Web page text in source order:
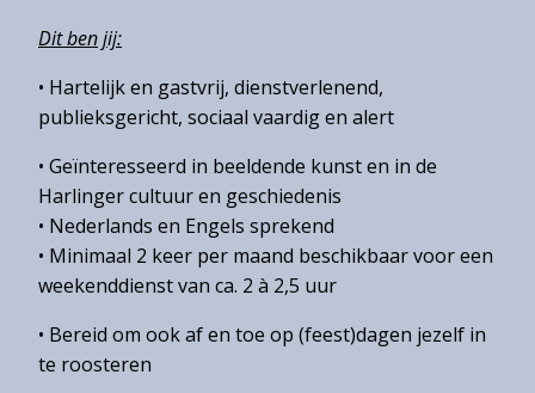
Dit ben jij:
• Hartelijk en gastvrij, dienstverlenend,
publieksgericht, sociaal vaardig en alert
• Geïnteresseerd in beeldende kunst en in de
Harlinger cultuur en geschiedenis
• Nederlands en Engels sprekend
• Minimaal 2 keer per maand beschikbaar voor een
weekenddienst van ca. 2 à 2,5 uur
• Bereid om ook af en toe op (feest)dagen jezelf in
te roosteren
Gemeentearchief
Winkel
Over
het